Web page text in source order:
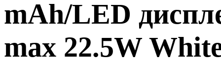
mAh/LED
max 22.5W